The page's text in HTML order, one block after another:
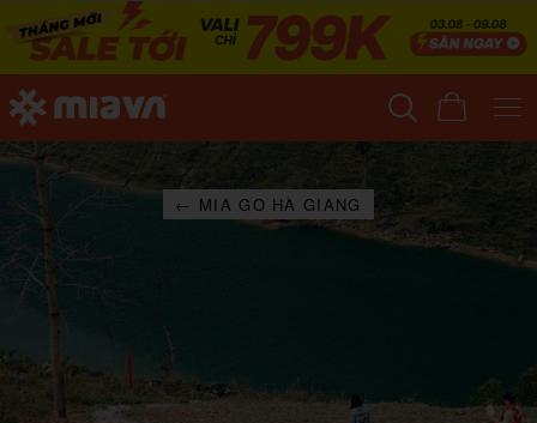
← MIA GO HÀ GIANG